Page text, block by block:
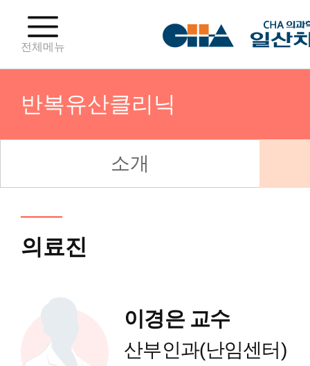
전체메뉴
반복유산클리닉
성조숙증클리닉
성장클리닉
신생아추적관리클리닉
소개
의료진
이경은 교수
산부인과(난임센터)